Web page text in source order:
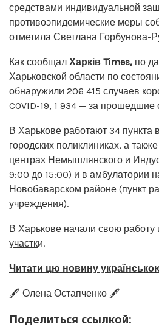
средствами индивидуальной
противоэпидемические меры
отметила Светлана Горбунова-
Как сообщал Харків Times, по
Харьковской области по
обнаружили 206 415 случаев
COVID-19, 1 934 — за прошедшие
В Харькове работают 34 пункта
городских поликлиниках, а
центрах Немышлянского и
9:00 до 15:00) и в амбулатории
Новобаварском районе (пункт
учреждения).
В Харькове начали свою работу
участки.
Читати цю новину
🖋️ Олена Остапченко 🖋️
Поделиться ссылкой: